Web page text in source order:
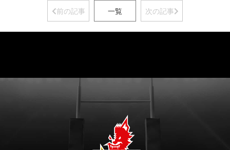
前の記事 一覧 次の記事